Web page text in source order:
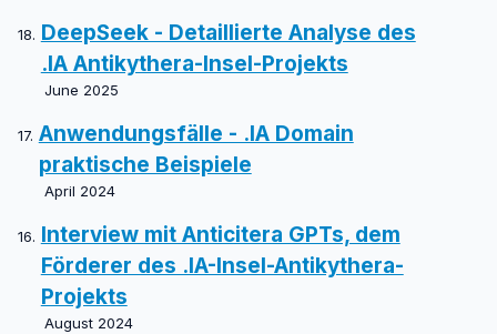
DeepSeek - Detaillierte Analyse des
.IA Antikythera-Insel-Projekts
June 2025
Anwendungsfälle - .IA Domain
praktische Beispiele
April 2024
Interview mit Anticitera GPTs, dem
Förderer des .IA-Insel-Antikythera-
Projekts
August 2024